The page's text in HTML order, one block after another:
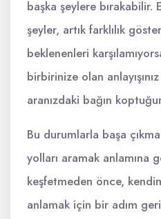
başka şeylere bırakabilir.
şeyler, artık farklılık
beklenenleri
birbirinize olan
aranızdaki bağın
Bu durumlarla başa
yolları aramak anlamına
keşfetmeden önce,
anlamak için bir adım